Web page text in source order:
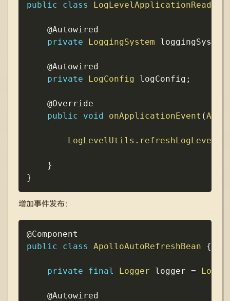
public class
@Autowired
private
LoggingSystem loggingSystem
@Autowired
private
LogConfig logConfig ;
@Override
public
void onApplicationEvent (
LogLevelUtils . refreshLogLevel
}
}
增加事件发布：
@Component
public
class ApolloAutoRefreshBean {
private final Logger logger =
@Autowired